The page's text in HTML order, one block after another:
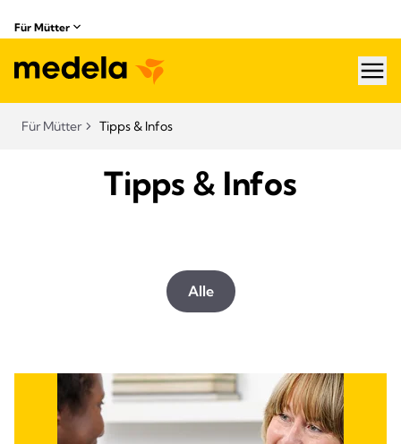
Für Mütter
Für Mütter Tipps & Infos
Tipps & Infos
Alle